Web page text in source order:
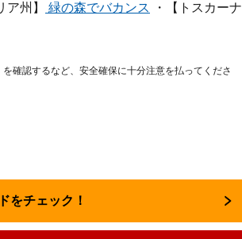
ア州】 緑の森でバカンス
・【トスカーナ
を確認するなど、安全確保に十分注意を払ってくださ
をチェック！